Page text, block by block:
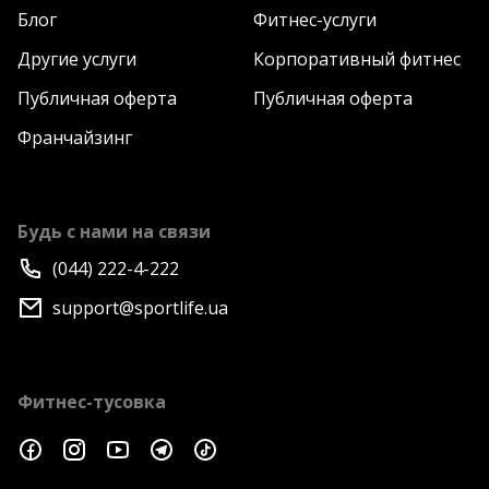
Блог
Фитнес-услуги
Другие услуги
Корпоративный фитнес
Публичная оферта
Публичная оферта
Франчайзинг
Будь с нами на связи
(044) 222-4-222
support@sportlife.ua
Фитнес-тусовка